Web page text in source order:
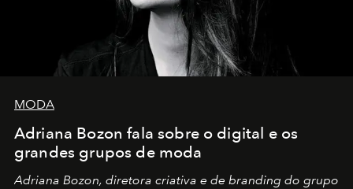
MODA
Adriana Bozon fala sobre o digital e os
grandes grupos de moda
Adriana Bozon, diretora criativa e de branding do grupo